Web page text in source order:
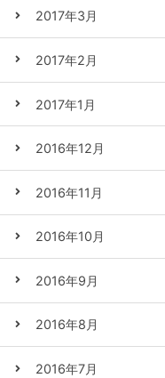
2017年3月
2017年2月
2017年1月
2016年12月
2016年11月
2016年10月
2016年9月
2016年8月
2016年7月